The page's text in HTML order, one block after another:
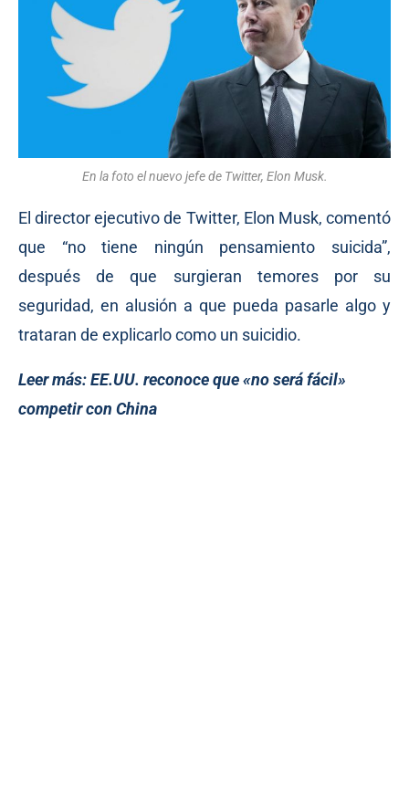
En la foto el nuevo jefe de Twitter, Elon Musk.
El director ejecutivo de Twitter, Elon Musk, comentó
que “no tiene ningún pensamiento suicida”,
después de que surgieran temores por su
seguridad, en alusión a que pueda pasarle algo y
trataran de explicarlo como un suicidio.
Leer más:EE.UU. reconoce que «no será fácil»
competir con China